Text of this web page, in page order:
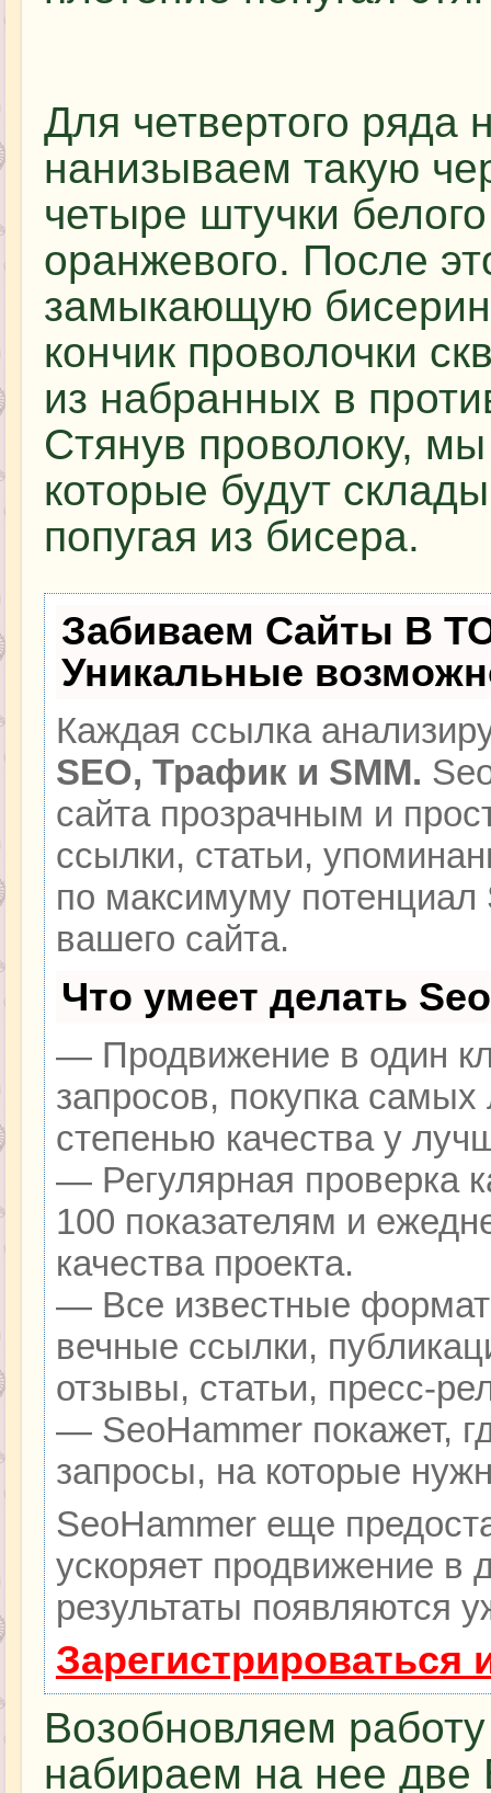
Для четвертого ряда
нанизываем такую
четыре штучки
оранжевого. После
замыкающую
кончик проволочки
из набранных в
Стянув проволоку,
которые будут
попугая из бисера.
Забиваем Сайты В
Уникальные
Каждая ссылка
SEO, Трафик и SMM.
сайта прозрачным и
ссылки, статьи,
по максимуму
вашего сайта.
Что умеет делать
— Продвижение в один
запросов, покупка
степенью качества у
— Регулярная проверка
100 показателям и
качества проекта.
— Все известные
вечные ссылки,
отзывы, статьи, пресс-
— SeoHammer покажет,
запросы, на которые
SeoHammer еще
ускоряет продвижение в
результаты появляются
Возобновляем
набираем на нее две